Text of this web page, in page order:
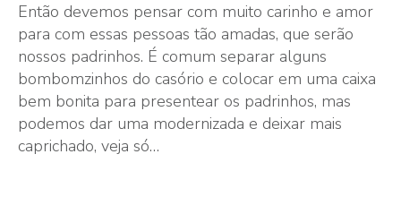
Então devemos pensar com muito carinho e amor
para com essas pessoas tão amadas, que serão
nossos padrinhos. É comum separar alguns
bombomzinhos do casório e colocar em uma caixa
bem bonita para presentear os padrinhos, mas
podemos dar uma modernizada e deixar mais
caprichado, veja só…